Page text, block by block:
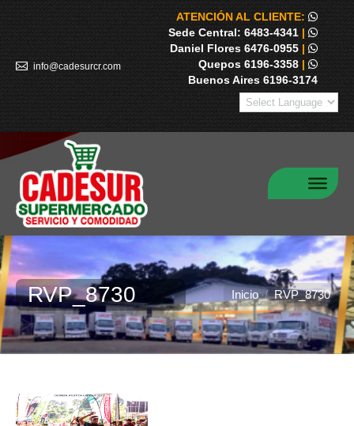
info@cadesurcr.com
ATENCIÓN AL CLIENTE:
Sede Central: 6483-4341 |
Daniel Flores 6476-0955 |
Quepos 6196-3358 |
Buenos Aires 6196-3174
RVP_8730 Estás aquí:Inicio RVP_8730